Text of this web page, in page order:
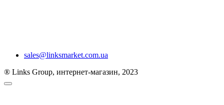
sales@linksmarket.com.ua
® Links Group, интернет-магазин, 2023